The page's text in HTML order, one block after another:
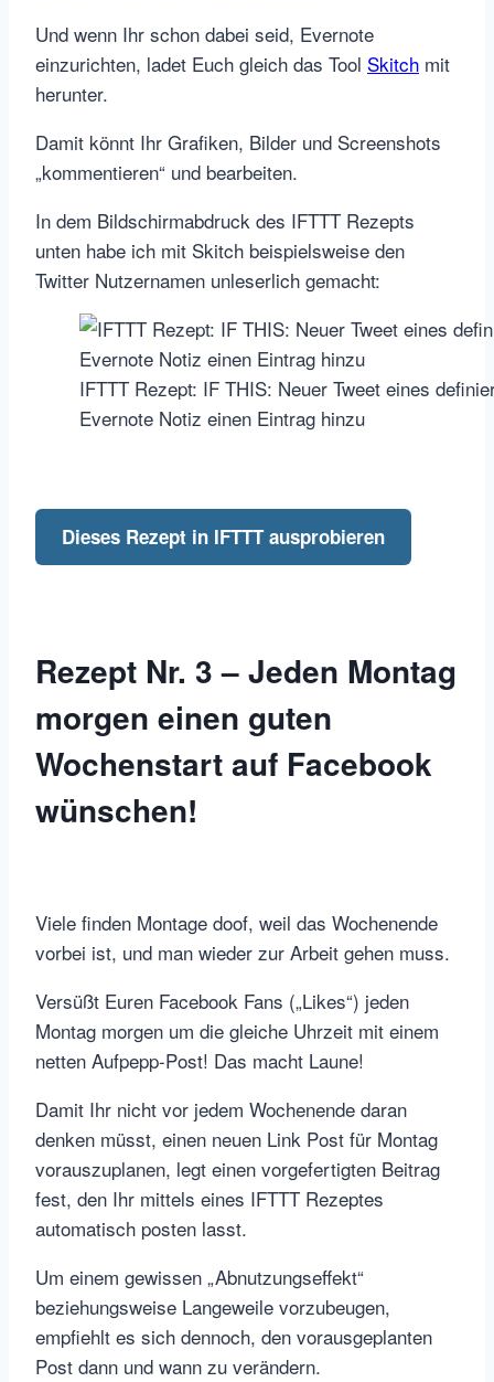
Und wenn Ihr schon dabei seid, Evernote
einzurichten, ladet Euch gleich das Tool Skitch mit
herunter.
Damit könnt Ihr Grafiken, Bilder und Screenshots
„kommentieren“ und bearbeiten.
In dem Bildschirmabdruck des IFTTT Rezepts
unten habe ich mit Skitch beispielsweise den
Twitter Nutzernamen unleserlich gemacht:
IFTTT Rezept: IF THIS: Neuer Tweet eines
Evernote Notiz einen Eintrag hinzu
Dieses Rezept in IFTTT ausprobieren
Rezept Nr. 3 – Jeden Montag
morgen einen guten
Wochenstart auf Facebook
wünschen!
Viele finden Montage doof, weil das Wochenende
vorbei ist, und man wieder zur Arbeit gehen muss.
Versüßt Euren Facebook Fans („Likes“) jeden
Montag morgen um die gleiche Uhrzeit mit einem
netten Aufpepp-Post! Das macht Laune!
Damit Ihr nicht vor jedem Wochenende daran
denken müsst, einen neuen Link Post für Montag
vorauszuplanen, legt einen vorgefertigten Beitrag
fest, den Ihr mittels eines IFTTT Rezeptes
automatisch posten lasst.
Um einem gewissen „Abnutzungseffekt“
beziehungsweise Langeweile vorzubeugen,
empfiehlt es sich dennoch, den vorausgeplanten
Post dann und wann zu verändern.